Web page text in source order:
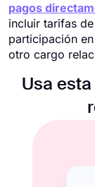
pagos
incluir tarifas
participación
otro cargo
Usa